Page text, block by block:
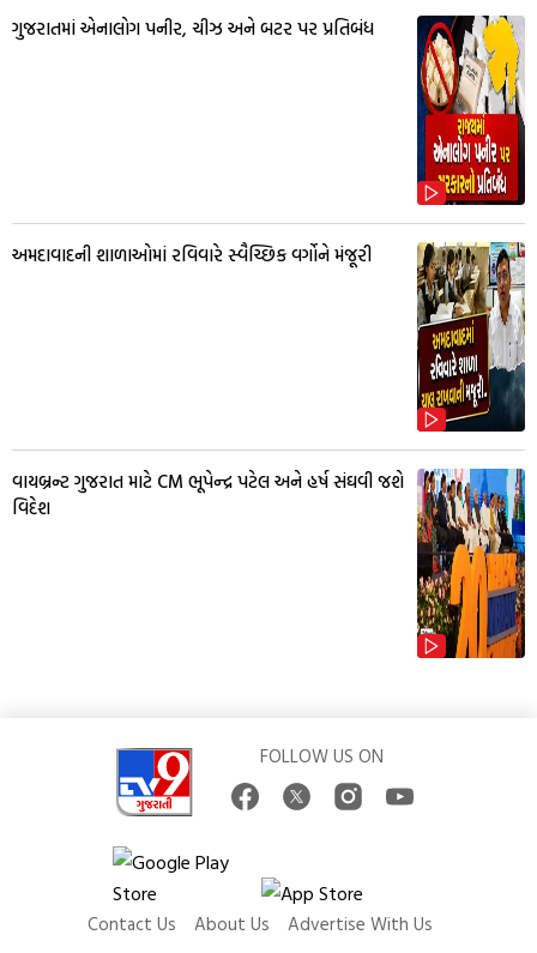
ગુજરાતમાં એનાલોગ પનીર, ચીઝ અને બટર પર પ્રતિબંધ
અમદાવાદની શાળાઓમાં રવિવારે સ્વૈચ્છિક વર્ગોને મંજૂરી
વાયબ્રન્ટ ગુજરાત માટે CM ભૂપેન્દ્ર પટેલ અને હર્ષ સંઘવી જશે
વિદેશ
FOLLOW US ON
Contact Us About Us
Advertise With Us